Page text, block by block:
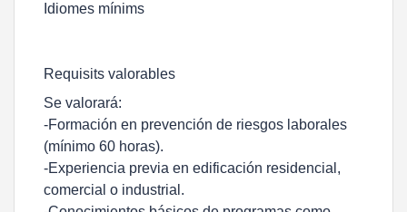
Idiomes mínims
Requisits valorables
Se valorará:
-Formación en prevención de riesgos laborales
(mínimo 60 horas).
-Experiencia previa en edificación residencial,
comercial o industrial.